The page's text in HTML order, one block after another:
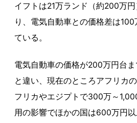
イフトは21万ランド（約200万
り、電気自動車との価格差は
ている。
電気自動車の価格が200万円台
と違い、現在のところアフリカ
フリカやエジプトで300万～
用の影響でほかの国は600万円以